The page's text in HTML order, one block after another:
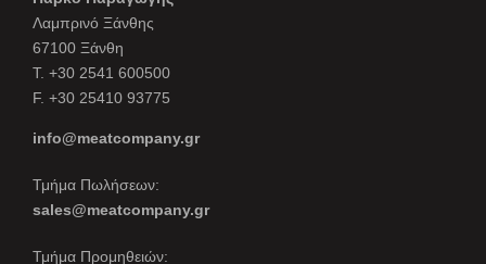
Λαμπρινό Ξάνθης
67100 Ξάνθη
Τ. +30 2541 600500
F. +30 25410 93775
info@meatcompany.gr
Τμήμα Πωλήσεων:
sales@meatcompany.gr
Τμήμα Προμηθειών: